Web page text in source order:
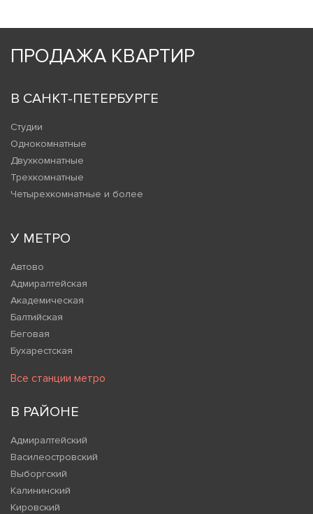
ПРОДАЖА КВАРТИР
В САНКТ-ПЕТЕРБУРГЕ
Студии
Однокомнатные
Двухкомнатные
Трехкомнатные
Четырехкомнатные и более
У МЕТРО
Автово
Адмиралтейская
Академическая
Балтийская
Беговая
Бухарестская
Все станции метро
В РАЙОНЕ
Адмиралтейский
Василеостровский
Выборгский
Калининский
Кировский